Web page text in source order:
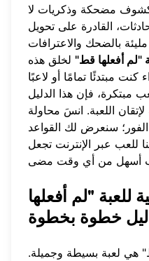
كشوف مضحكة وذكريات لا
القادرة على تحويل
بالضحك والاعترافات
"لم أفعلها قط" لخلق هذه
مبتدئًا تمامًا أو لاعبًا
فإن هذا الدليل
اللعبة. انسَ محاولة
الفور؛ سنعرض لك القواعد
للعب عبر الإنترنت تجعل
للعبة "لم أفعلها
خطوة بخطوة
هي لعبة بسيطة وجميلة.